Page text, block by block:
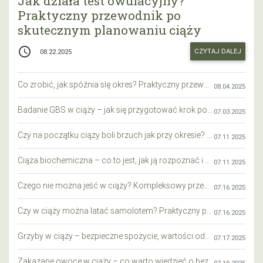
Praktyczny przewodnik po
skutecznym planowaniu ciąży
access_time 08.22.2025 CZYTAJ DALEJ
Co zrobić, jak spóźnia się okres? Praktyczny przewodnik krok po kroku 08.04.2025
Badanie GBS w ciąży – jak się przygotować krok po kroku? 07.03.2025
Czy na początku ciąży boli brzuch jak przy okresie? Wyjaśniamy objawy i różnice 07.11.2025
Ciąża biochemiczna – co to jest, jak ją rozpoznać i co warto wiedzieć? 07.11.2025
Czego nie można jeść w ciąży? Kompleksowy przewodnik dla przyszłych mam 07.16.2025
Czy w ciąży można latać samolotem? Praktyczny przewodnik dla przyszłych mam 07.16.2025
Grzyby w ciąży – bezpieczne spożycie, wartości odżywcze i zagrożenia 07.17.2025